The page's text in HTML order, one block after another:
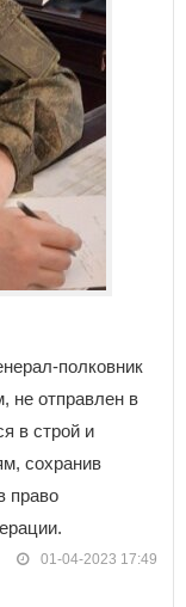
полковник
не отправлен в
в строй и
сохранив
право
01-04-2023 17:49